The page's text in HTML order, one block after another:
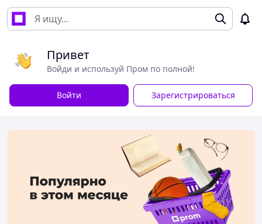
Привет
Войди и используй Пром по полной!
Войти Зарегистрироваться